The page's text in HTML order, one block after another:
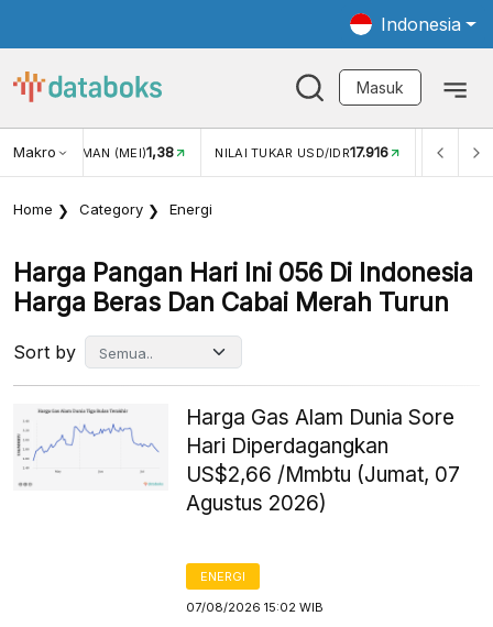
Indonesia
Masuk
Makro
NILAI TUKAR USD/IDR17.916 INFLASI YOY (JUL)2,88% INFLASI
Home Category Energi
Harga Pangan Hari Ini 056 Di Indonesia
Harga Beras Dan Cabai Merah Turun
Sort by
Harga Gas Alam Dunia Sore
Hari Diperdagangkan
US$2,66 /Mmbtu (Jumat, 07
Agustus 2026)
ENERGI
07/08/2026 15:02 WIB